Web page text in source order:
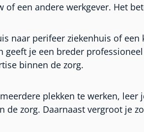
een andere werkgever. Het
naar perifeer ziekenhuis of
je een breder
binnen de zorg.
plekken te werken, leer
zorg. Daarnaast vergroot je